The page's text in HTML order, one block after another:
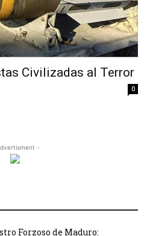
Civilizadas al Terror
0
-
Forzoso de Maduro: